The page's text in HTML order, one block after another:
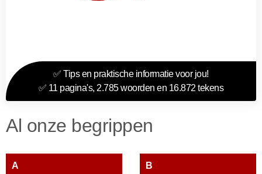
✅ Tips en praktische informatie voor jou!
✅ 11 pagina's, 2.785 woorden en 16.872 tekens
Al onze begrippen
A
B